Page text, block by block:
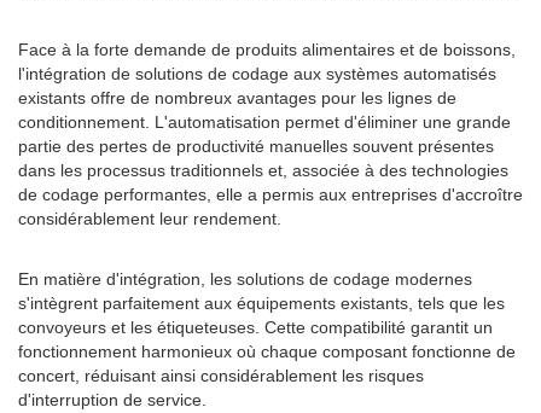
Face à la forte demande de produits alimentaires et de boissons,
l'intégration de solutions de codage aux systèmes automatisés
existants offre de nombreux avantages pour les lignes de
conditionnement. L'automatisation permet d'éliminer une grande
partie des pertes de productivité manuelles souvent présentes
dans les processus traditionnels et, associée à des technologies
de codage performantes, elle a permis aux entreprises d'accroître
considérablement leur rendement.
En matière d'intégration, les solutions de codage modernes
s'intègrent parfaitement aux équipements existants, tels que les
convoyeurs et les étiqueteuses. Cette compatibilité garantit un
fonctionnement harmonieux où chaque composant fonctionne de
concert, réduisant ainsi considérablement les risques
d'interruption de service.